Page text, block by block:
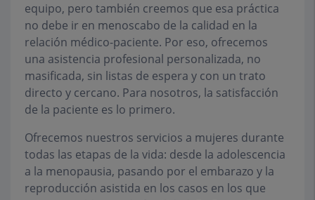
equipo, pero también creemos que esa práctica
no debe ir en menoscabo de la calidad en la
relación médico-paciente. Por eso, ofrecemos
una asistencia profesional personalizada, no
masificada, sin listas de espera y con un trato
directo y cercano. Para nosotros, la satisfacción
de la paciente es lo primero.
Ofrecemos nuestros servicios a mujeres durante
todas las etapas de la vida: desde la adolescencia
a la menopausia, pasando por el embarazo y la
reproducción asistida en los casos en los que